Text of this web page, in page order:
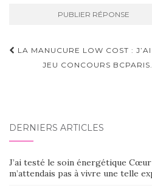
Navigation
d'article
LA MANUCURE LOW COST :
JEU CONCOURS
DERNIERS ARTICLES
J’ai testé le soin énergétique
m’attendais pas à vivre une telle